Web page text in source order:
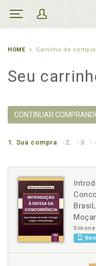
HOME Carrinho de
Seu
CONTINUAR
1. Sua compra 2. 3.